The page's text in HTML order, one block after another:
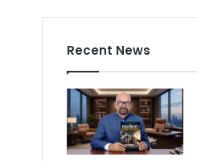
Recent News